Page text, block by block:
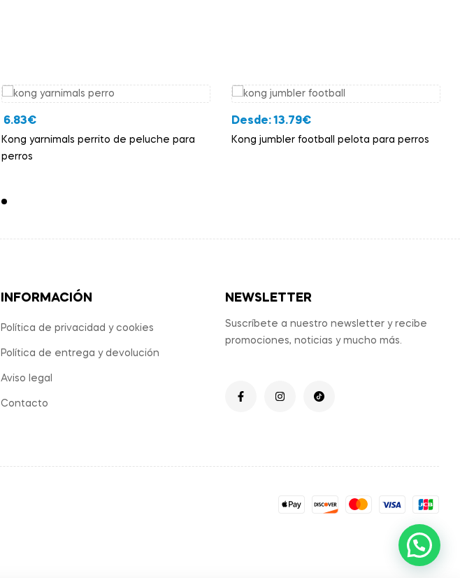
6.83€
Kong yarnimals perrito de peluche para
perros
Desde:13.79€
Kong jumbler football pelota para perros
INFORMACIÓN
Política de privacidad y cookies
Política de entrega y devolución
Aviso legal
Contacto
NEWSLETTER
Suscríbete a nuestro newsletter y recibe
promociones, noticias y mucho más.